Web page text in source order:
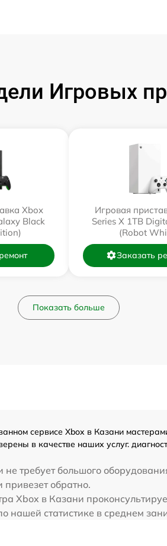
Игровых
Xbox
Black
Игровая
Series X 1TB
(Robot
Заказать
Показать больше
сервисе Xbox в Казани
в качестве наших услуг.
не требует большого
обратно.
Xbox в Казани
нашей статистике в среднем